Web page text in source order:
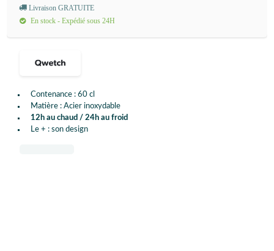
Contenance : 60 cl
Matière : Acier inoxydable
12h au chaud / 24h au froid
Le + : son design
Livraison GRATUITE
En stock - Expédié sous 24H